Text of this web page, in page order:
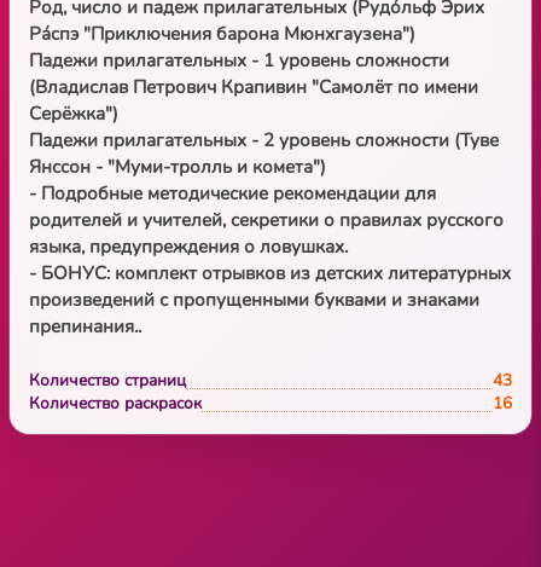
Род, число и падеж прилагательных (Рудо́льф Э́рих
Ра́спэ "Приключения барона Мюнхгаузена")
Падежи прилагательных - 1 уровень сложности
(Владислав Петрович Крапивин "Самолёт по имени
Серёжка")
Падежи прилагательных - 2 уровень сложности (Туве
Янссон - "Муми-тролль и комета")
- Подробные методические рекомендации для
родителей и учителей, секретики о правилах русского
языка, предупреждения о ловушках.
- БОНУС: комплект отрывков из детских литературных
произведений с пропущенными буквами и знаками
препинания..
Количество страниц
43
Количество раскрасок
16